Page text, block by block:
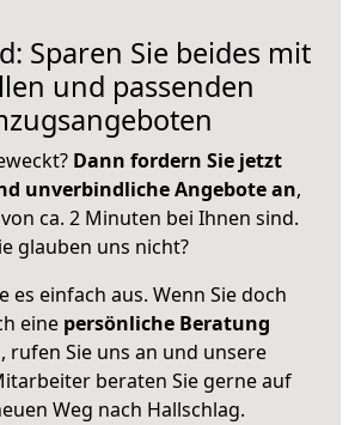
Sparen Sie beides mit
und passenden
Dann fordern Sie jetzt
unverbindliche Angebote an,
ca. 2 Minuten bei Ihnen sind.
glauben uns nicht?
es einfach aus. Wenn Sie doch
eine persönliche Beratung
rufen Sie uns an und unsere
beraten Sie gerne auf
Weg nach Hallschlag.